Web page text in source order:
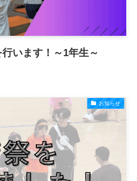
います！～1年生～
お知らせ